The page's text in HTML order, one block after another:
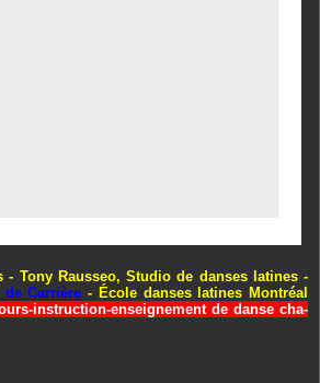
Tony Rausseo, Studio de danses latines -
Carrière - École danses latines Montréal
instruction-enseignement de danse cha-